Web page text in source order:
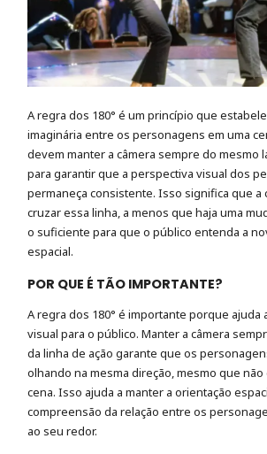
A regra dos 180° é um princípio que
imaginária entre os personagens em uma
devem manter a câmera sempre do mesmo
para garantir que a perspectiva visual dos
permaneça consistente. Isso significa que a
cruzar essa linha, a menos que haja uma
o suficiente para que o público entenda a
espacial.
POR QUE É TÃO IMPORTANTE?
A regra dos 180° é importante porque ajuda
visual para o público. Manter a câmera
da linha de ação garante que os
olhando na mesma direção, mesmo que não
cena. Isso ajuda a manter a orientação
compreensão da relação entre os
ao seu redor.